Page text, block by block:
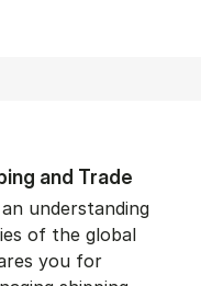
Ad­min­is­tra­tion and
and Trade
understanding
of the global
you for